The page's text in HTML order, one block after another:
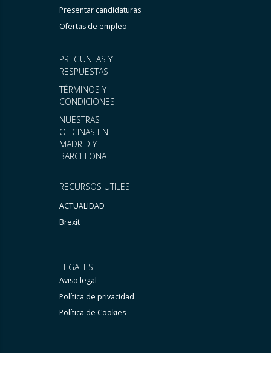
RECURSOS UTILES
ACTUALIDAD
Brexit
PREGUNTAS Y
RESPUESTAS
TÉRMINOS Y
CONDICIONES
NUESTRAS
OFICINAS EN
MADRID Y
BARCELONA
Presentar candidaturas
Ofertas de empleo
LEGALES
Aviso legal
Política de privacidad
Política de Cookies